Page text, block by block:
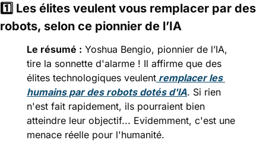
1️⃣ Les élites veulent vous remplacer par des
robots, selon ce pionnier de l’IA
Le résumé : Yoshua Bengio, pionnier de l’IA,
tire la sonnette d'alarme ! Il affirme que des
élites technologiques veulent remplacer les
humains par des robots dotés d'IA. Si rien
n'est fait rapidement, ils pourraient bien
atteindre leur objectif... Evidemment, c'est une
menace réelle pour l'humanité.